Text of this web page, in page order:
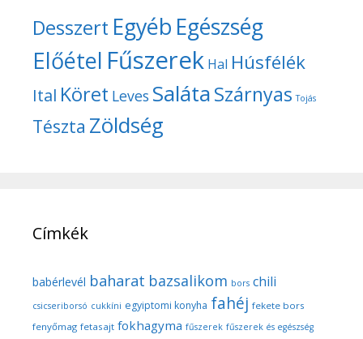
Desszert Egyéb Egészség
Előétel Fűszerek Hal Húsfélék
Ital Köret Leves SalátaSzárnyas Tojás
Tészta Zöldség
Címkék
babérlevél baharat bazsalikom bors chili
csicseriborsó cukkíni egyiptomi konyha fahéj fekete bors
fenyőmag fetasajt fokhagyma fűszerek fűszerek és egészség